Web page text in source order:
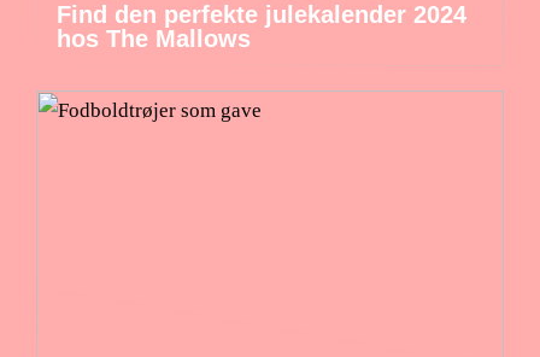
Find den perfekte julekalender 2024
hos The Mallows